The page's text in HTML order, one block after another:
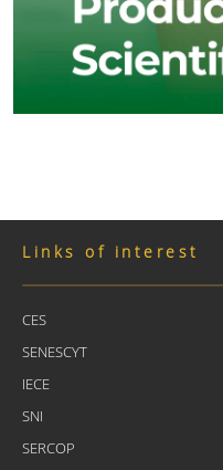
Links of interest
CES
SENESCYT
IECE
SNI
SERCOP